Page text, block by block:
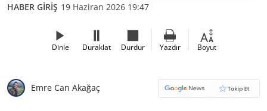
HABER GİRİŞ 19 Haziran 2026 19:47
Dinle Duraklat Durdur Yazdır Boyut
Emre Can Akağaç